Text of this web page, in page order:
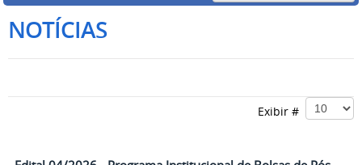
NOTÍCIAS
Exibir #